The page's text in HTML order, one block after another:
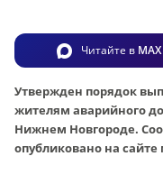
Читайте в MAX
Утвержден порядок
жителям аварийного
Нижнем Новгороде.
опубликовано на сайте